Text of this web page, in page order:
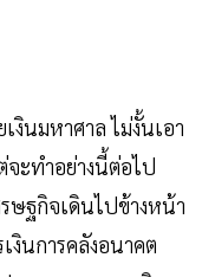
งินมหาศาล ไม่งั้นเอา
จะทำอย่างนี้ต่อไป
ษฐกิจเดินไปข้างหน้า
งินการคลังอนาคต